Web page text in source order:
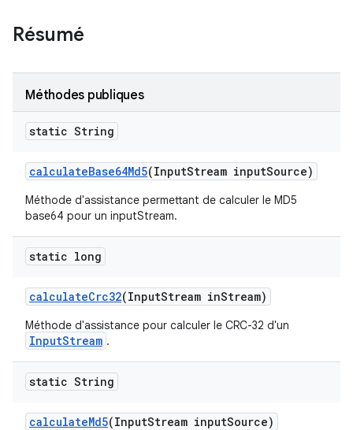
Résumé
Méthodes publiques
static String
calculateBase64Md5(InputStream inputSource)
Méthode d'assistance permettant de calculer le MD5
base64 pour un inputStream.
static long
calculateCrc32(InputStream inStream)
Méthode d'assistance pour calculer le CRC-32 d'un
InputStream .
static String
calculateMd5(InputStream inputSource)